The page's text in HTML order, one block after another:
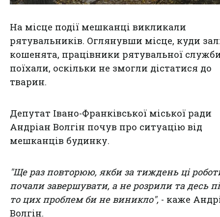
На місце події мешканці викликали
рятувальників. Оглянувши місце, куди
кошенята, працівники рятувальної
поїхали, оскільки не змогли дістатися до
тварин.
Депутат Івано-Франківської міської ради
Андріан Волгін почув про ситуацію від
мешканців будинку.
"Ще раз повторюю, якби за тиждень ці
почали завершувати, а не розрили та десь
то цих проблем би не виникло", - каже
Волгін.